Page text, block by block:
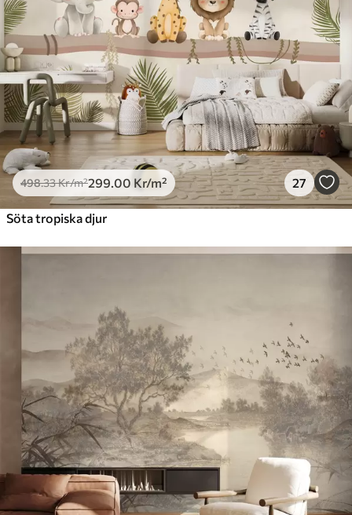
498.33Kr/m²299 .00 Kr/m² 27
Söta tropiska djur